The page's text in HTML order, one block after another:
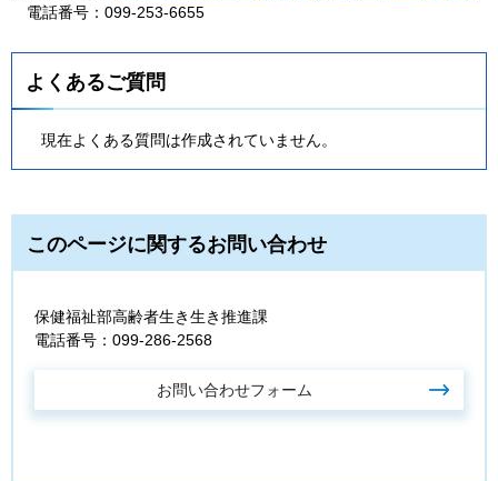
電話番号：099-253-6655
よくあるご質問
現在よくある質問は作成されていません。
このページに関するお問い合わせ
保健福祉部高齢者生き生き推進課
電話番号：099-286-2568